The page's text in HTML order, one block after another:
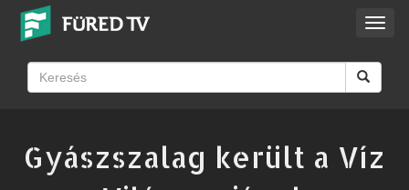
Gyászszalag került a Víz